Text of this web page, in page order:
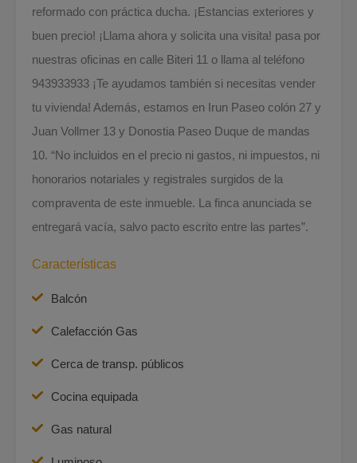
reformado con práctica ducha. ¡Estancias exteriores y
buen precio! ¡Llama ahora y solicita una visita! pasa por
nuestras oficinas en calle Biteri 11 o llama al teléfono
943933933 ¡Te ayudamos también si necesitas vender
tu vivienda! Además, estamos en Irun Paseo colón 27 y
Juan Vollmer 13 y Donostia Paseo Duque de mandas
10. “No incluidos en el precio ni gastos, ni impuestos, ni
honorarios notariales y registrales surgidos de la
compraventa de este inmueble. La finca anunciada se
entregará vacía, salvo pacto escrito entre las partes”.
Características
Balcón
Calefacción Gas
Cerca de transp. públicos
Cocina equipada
Gas natural